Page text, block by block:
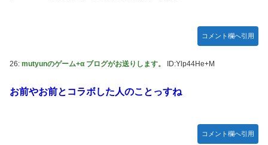
コメント欄へ引用
26: mutyunのゲーム+α ブログがお送りします。 ID:Ylp44He+M
お前やお前とコラボした人のことっすね
コメント欄へ引用